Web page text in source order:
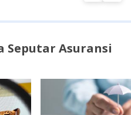
Seputar Asuransi